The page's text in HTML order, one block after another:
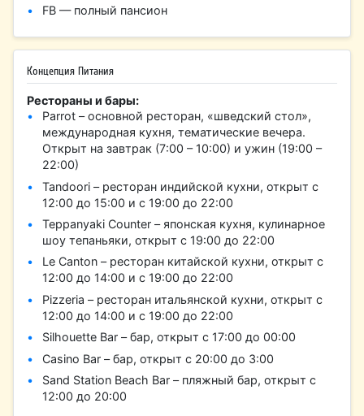
FB — полный пансион
Концепция Питания
Рестораны и бары:
Parrot – основной ресторан, «шведский стол»,
международная кухня, тематические вечера.
Открыт на завтрак (7:00 – 10:00) и ужин (19:00 –
22:00)
Tandoori – ресторан индийской кухни, открыт с
12:00 до 15:00 и с 19:00 до 22:00
Teppanyaki Counter – японская кухня, кулинарное
шоу тепаньяки, открыт с 19:00 до 22:00
Le Canton – ресторан китайской кухни, открыт с
12:00 до 14:00 и с 19:00 до 22:00
Pizzeria – ресторан итальянской кухни, открыт с
12:00 до 14:00 и с 19:00 до 22:00
Silhouette Bar – бар, открыт с 17:00 до 00:00
Casino Bar – бар, открыт с 20:00 до 3:00
Sand Station Beach Bar – пляжный бар, открыт с
12:00 до 20:00